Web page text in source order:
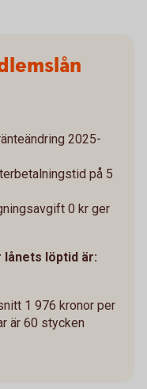
2025-
på 5
0 kr ger
lånets löptid är:
1 976 kronor per
är 60 stycken